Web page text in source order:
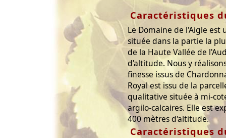
Caractéristiques
Le Domaine de l'Aigle
située dans la partie la
de la Haute Vallée de
d'altitude. Nous y
finesse issus de
Royal est issu de la
qualitative située à mi-
argilo-calcaires. Elle est
400 mètres d'altitude.
Caractéristiques